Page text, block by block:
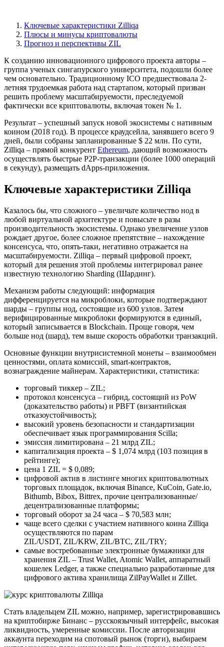
Ключевые характеристики Zilliqa
Плюсы и минусы криптовалюты
Прогноз и перспективы ZIL
К созданию инновационного цифрового проекта авторы –
группа ученых сингапурского университета, подошли более
чем основательно. Традиционному ICO предшествовала 2-
летняя трудоемкая работа над стартапом, который призван
решить проблему масштабируемости, преследуемой
фактически все криптовалюты, включая токен № 1.
Результат – успешный запуск новой экосистемы с нативным
коином (2018 год). В процессе краудсейла, занявшего всего 9
дней, были собраны запланированные $ 22 млн. По сути,
Zilliqa – прямой конкурент Ethereum, дающий возможность
осуществлять быстрые P2P-транзакции (более 1000 операций
в секунду), размещать dApps-приложения.
Ключевые характеристики Zilliqa
Казалось бы, что сложного – увеличьте количество нод в
любой виртуальной архитектуре и повысьте в разы
производительность экосистемы. Однако увеличение узлов
рождает другое, более сложное препятствие – нахождение
консенсуса, что, опять-таки, негативно отражается на
масштабируемости. Zilliqa – первый цифровой проект,
который для решения этой проблемы интегрировал ранее
известную технологию Sharding (Шардинг).
Механизм работы следующий: информация
дифференцируется на микроблоки, которые подтверждают
шарды – группы нод, состоящие из 600 узлов. Затем
верифицированные микроблоки формируются в единый,
который записывается в Blockchain. Проще говоря, чем
больше нод (шард), тем выше скорость обработки транзакций.
Основные функции внутрисистемной монеты – взаимообмен
ценностями, оплата комиссий, smart-контрактов,
вознаграждение майнерам. Характеристики, статистика:
торговый тиккер – ZIL;
протокол консенсуса – гибрид, состоящий из PoW
(доказательство работы) и PBFT (византийская
отказоустойчивость);
высокий уровень безопасности и стандартизации
обеспечивает язык программирования Scilla;
эмиссия лимитирована – 21 млрд ZIL;
капитализация проекта – $ 1,074 млрд (103 позиция в
рейтинге);
цена 1 ZIL = $ 0,089;
цифровой актив в листинге многих криптовалютных
торговых площадок, включая Binance, KuCoin, Gate.io,
Bithumb, Bibox, Bittrex, прочие централизованные/
децентрализованные платформы;
торговый оборот за 24 часа – $ 70,583 млн;
чаще всего сделки с участием нативного коина Zilliqa
осуществляются по парам
ZIL/USDT, ZIL/KRW, ZIL/BTC, ZIL/TRY;
самые востребованные электронные бумажники для
хранения ZIL – Trust Wallet, Atomic Wallet, аппаратный
кошелек Ledger, а также специально разработанные для
цифрового актива хранилища ZilPayWallet и Zillet.
Стать владельцем ZIL можно, например, зарегистрировавшись
на криптобирже Бинанс – русскоязычный интерфейс, высокая
ликвидность, умеренные комиссии. После авторизации
аккаунта переходим на спотовый рынок (торги), выбираем